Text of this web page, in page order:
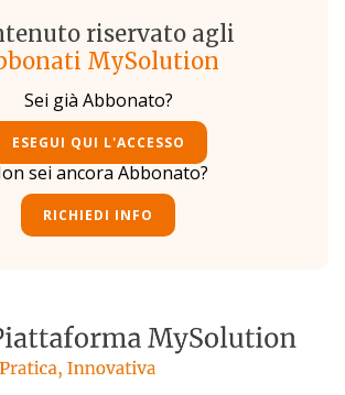
riservato agli
MySolution
Sei già Abbonato?
ESEGUI QUI L'ACCESSO
sei ancora Abbonato?
RICHIEDI INFO